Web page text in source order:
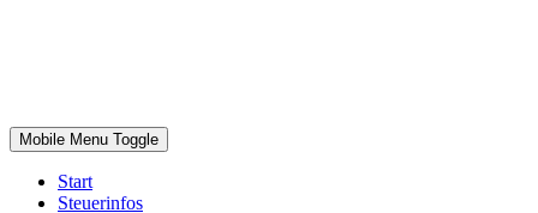
Mobile Menu Toggle
Start
Steuerinfos